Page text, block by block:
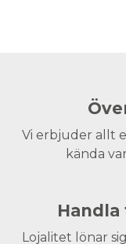
Vi erbjuder allt
kända
Lojalitet lönar